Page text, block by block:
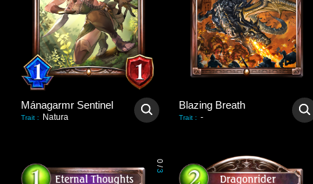
Mánagarmr Sentinel
Trait : Natura
Blazing Breath
Trait : -
0
/
3